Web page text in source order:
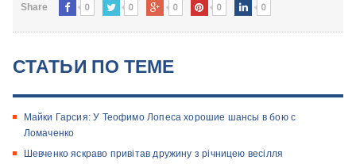
Share 0 0 0 0 0
СТАТЬИ ПО ТЕМЕ
Майки Гарсия: У Теофимо Лопеса хорошие шансы в бою с
Ломаченко
Шевченко яскраво привітав дружину з річницею весілля